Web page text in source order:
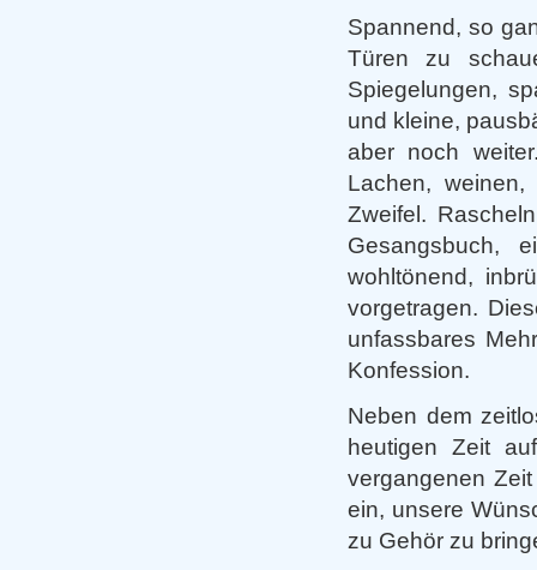
Spannend, so
Türen zu
Spiegelungen,
und kleine,
aber noch
Lachen,
Zweifel.
Gesangsbuch,
wohltönend,
vorgetragen.
unfassbares
Konfession.
Neben dem
heutigen Zeit
vergangenen
ein, unsere
zu Gehör zu